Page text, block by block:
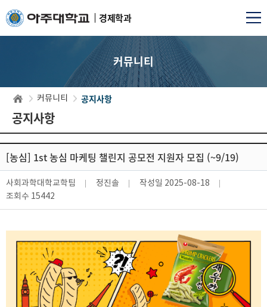
경제학과
커뮤니티
커뮤니티 공지사항
공지사항
[농심] 1st 농심 마케팅 챌린지 공모전 지원자 모집 (~9/19)
사회과학대학교학팀 정진솔 작성일 2025-08-18
조회수 15442